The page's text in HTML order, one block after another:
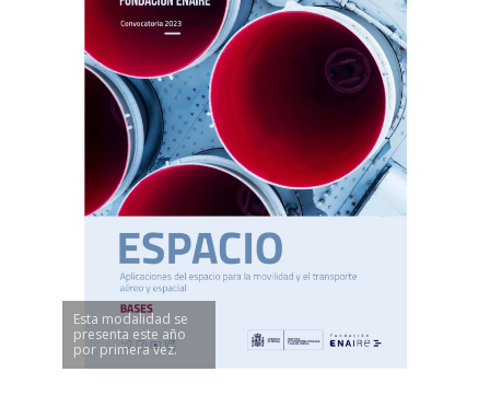
Esta modalidad se
presenta este año
por primera vez.